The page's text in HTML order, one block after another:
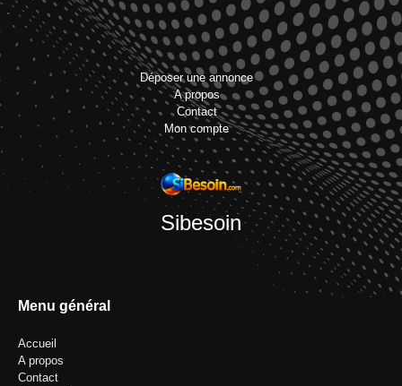
Déposer une annonce
A propos
Contact
Mon compte
Sibesoin
Menu général
Accueil
A propos
Contact